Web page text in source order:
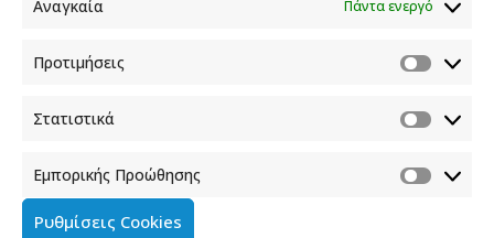
Αναγκαία Πάντα ενεργό
Προτιμήσεις
Στατιστικά
Εμπορικής Προώθησης
Ρυθμίσεις Cookies
info.media@media.gov.gr
Πολιτική Cookies